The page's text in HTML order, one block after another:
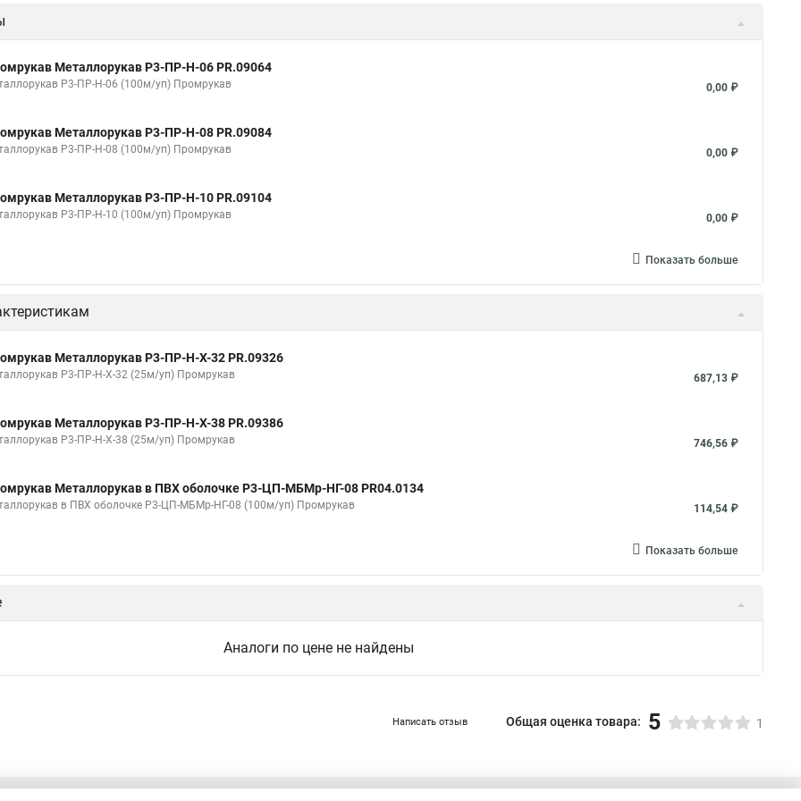
20
изоляции Металлорукава пвх 25
мрпи Металлорукав выхлопной
в пвх Металлорукав рз цх 20 Металлорукав цпнг 20
Металлорукав Р3-ПР-Н-06 PR.09064
Р3-ПР-Н-06 (100м/уп) Промрукав 0,00 ₽
Металлорукав Р3-ПР-Н-08 PR.09084
Р3-ПР-Н-08 (100м/уп) Промрукав 0,00 ₽
Металлорукав Р3-ПР-Н-10 PR.09104
Р3-ПР-Н-10 (100м/уп) Промрукав 0,00 ₽
Показать больше
Металлорукав Р3-ПР-Н-Х-32 PR.09326
Р3-ПР-Н-Х-32 (25м/уп) Промрукав 687,13 ₽
Металлорукав Р3-ПР-Н-Х-38 PR.09386
Р3-ПР-Н-Х-38 (25м/уп) Промрукав 746,56 ₽
Металлорукав в ПВХ оболочке Р3-ЦП-МБМр-НГ-08 PR04.0134
в ПВХ оболочке Р3-ЦП-МБМр-НГ-08 (100м/уп) Промрукав 114,54 ₽
Показать больше
Аналоги по цене не найдены
Написать отзыв Общая оценка товара: 5 1